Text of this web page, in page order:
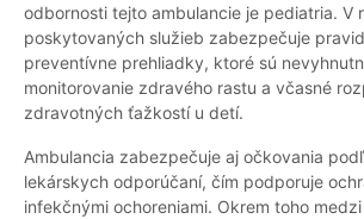
odbornosti tejto ambulancie je pediatria. V
poskytovaných služieb zabezpečuje
preventívne prehliadky, ktoré sú
monitorovanie zdravého rastu a včasné
zdravotných ťažkostí u detí.
Ambulancia zabezpečuje aj očkovania
lekárskych odporúčaní, čím podporuje
infekčnými ochoreniami. Okrem toho